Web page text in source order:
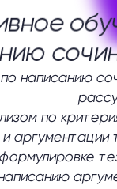
написанию
по
аргументации